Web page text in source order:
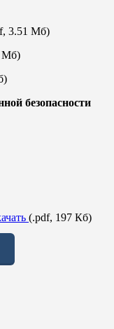
3.51 Mб)
Mб)
безопасности
(.pdf, 197 Кб)